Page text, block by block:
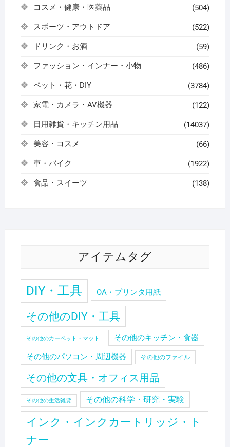
コスメ・健康・医薬品 (504)
スポーツ・アウトドア (522)
ドリンク・お酒 (59)
ファッション・インナー・小物 (486)
ペット・花・DIY (3784)
家電・カメラ・AV機器 (122)
日用雑貨・キッチン用品 (14037)
美容・コスメ (66)
車・バイク (1922)
食品・スイーツ (138)
アイテムタグ
DIY・工具 OA・プリンタ用紙
その他のDIY・工具
その他のカーペット・マット その他のキッチン・食器
その他のパソコン・周辺機器 その他のファイル
その他の文具・オフィス用品
その他の生活雑貨 その他の科学・研究・実験
インク・インクカートリッジ・ト
ナー